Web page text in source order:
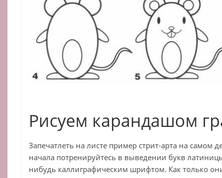
Рисуем карандашом
Запечатлеть на листе пример стрит-арта на самом
начала потренируйтесь в выведении букв
нибудь каллиграфическим шрифтом. Как только